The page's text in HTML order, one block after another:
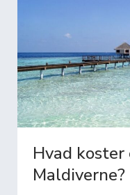
Hvad
Galapagos?